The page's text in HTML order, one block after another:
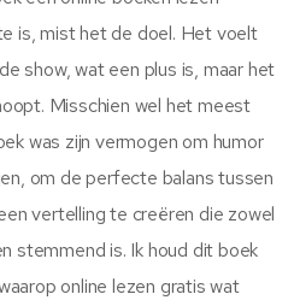
is, mist het de doel. Het voelt
show, wat een plus is, maar het
Misschien wel het meest
was zijn vermogen om humor
om de perfecte balans tussen
vertelling te creëren die zowel
stemmend is. Ik houd dit boek
online lezen gratis wat